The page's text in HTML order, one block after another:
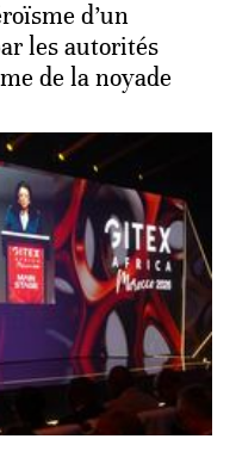
d’un
les autorités
de la noyade